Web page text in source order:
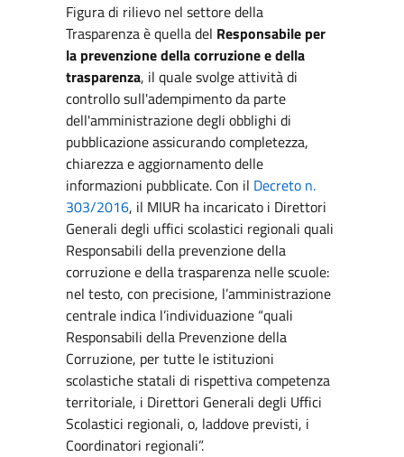
Figura di rilievo nel settore della
Trasparenza è quella del Responsabile per
la prevenzione della corruzione e della
trasparenza, il quale svolge attività di
controllo sull'adempimento da parte
dell'amministrazione degli obblighi di
pubblicazione assicurando completezza,
chiarezza e aggiornamento delle
informazioni pubblicate. Con il Decreto n.
303/2016, il MIUR ha incaricato i Direttori
Generali degli uffici scolastici regionali quali
Responsabili della prevenzione della
corruzione e della trasparenza nelle scuole:
nel testo, con precisione, l’amministrazione
centrale indica l’individuazione “quali
Responsabili della Prevenzione della
Corruzione, per tutte le istituzioni
scolastiche statali di rispettiva competenza
territoriale, i Direttori Generali degli Uffici
Scolastici regionali, o, laddove previsti, i
Coordinatori regionali”.